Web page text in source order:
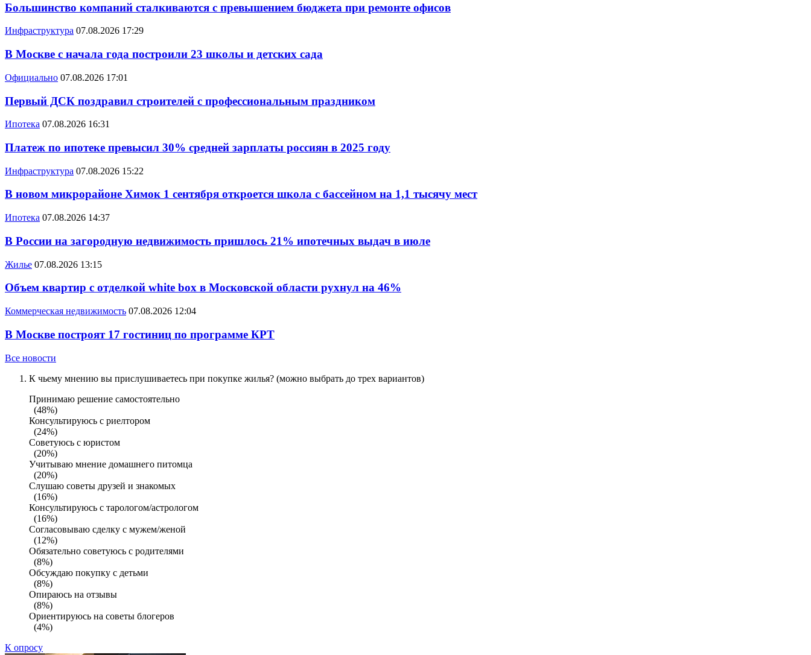
Большинство компаний сталкиваются с превышением бюджета при ремонте офисов
Инфраструктура 07.08.2026 17:29
В Москве с начала года построили 23 школы и детских сада
Официально 07.08.2026 17:01
Первый ДСК поздравил строителей с профессиональным праздником
Ипотека 07.08.2026 16:31
Платеж по ипотеке превысил 30% средней зарплаты россиян в 2025 году
Инфраструктура 07.08.2026 15:22
В новом микрорайоне Химок 1 сентября откроется школа с бассейном на 1,1 тысячу мест
Ипотека 07.08.2026 14:37
В России на загородную недвижимость пришлось 21% ипотечных выдач в июле
Жилье 07.08.2026 13:15
Объем квартир с отделкой white box в Московской области рухнул на 46%
Коммерческая недвижимость 07.08.2026 12:04
В Москве построят 17 гостиниц по программе КРТ
Все новости
К чьему мнению вы прислушиваетесь при покупке жилья? (можно выбрать до трех вариантов)
Принимаю решение самостоятельно
(48%)
Консультируюсь с риелтором
(24%)
Советуюсь с юристом
(20%)
Учитываю мнение домашнего питомца
(20%)
Слушаю советы друзей и знакомых
(16%)
Консультируюсь с тарологом/астрологом
(16%)
Согласовываю сделку с мужем/женой
(12%)
Обязательно советуюсь с родителями
(8%)
Обсуждаю покупку с детьми
(8%)
Опираюсь на отзывы
(8%)
Ориентируюсь на советы блогеров
(4%)
К опросу